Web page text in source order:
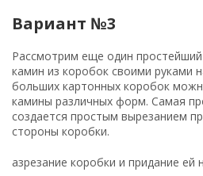
Вариант №3
Рассмотрим еще один простейший
камин из коробок своими руками
больших картонных коробок
камины различных форм. Самая
создается простым вырезанием
стороны коробки.
азрезание коробки и придание